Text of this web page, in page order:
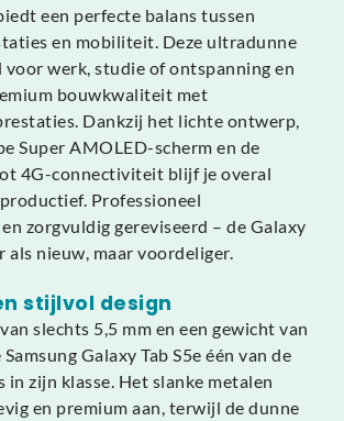
een perfecte balans tussen
en mobiliteit. Deze ultradunne
werk, studie of ontspanning en
bouwkwaliteit met
Dankzij het lichte ontwerp,
Super AMOLED-scherm en de
4G-connectiviteit blijf je overal
Professioneel
zorgvuldig gereviseerd – de Galaxy
als nieuw, maar voordeliger.
stijlvol design
slechts 5,5 mm en een gewicht van
Galaxy Tab S5e één van de
zijn klasse. Het slanke metalen
en premium aan, terwijl de dunne